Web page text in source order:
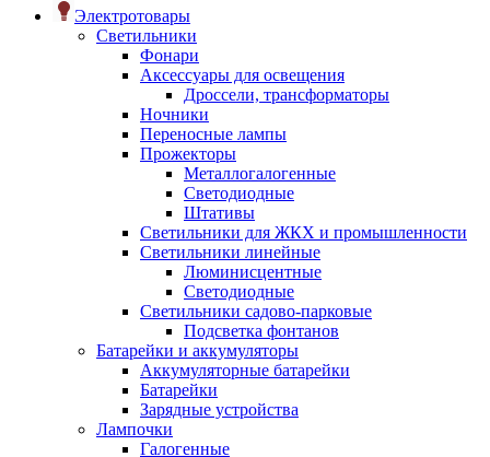
Электротовары
Светильники
Фонари
Аксессуары для освещения
Дроссели, трансформаторы
Ночники
Переносные лампы
Прожекторы
Металлогалогенные
Светодиодные
Штативы
Светильники для ЖКХ и промышленности
Светильники линейные
Люминисцентные
Светодиодные
Светильники садово-парковые
Подсветка фонтанов
Батарейки и аккумуляторы
Аккумуляторные батарейки
Батарейки
Зарядные устройства
Лампочки
Галогенные